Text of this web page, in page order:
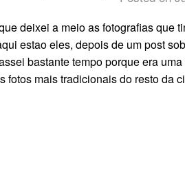
deixei a meio as fotografias que
estao eles, depois de um post
bastante tempo porque era
fotos mais tradicionais do resto da